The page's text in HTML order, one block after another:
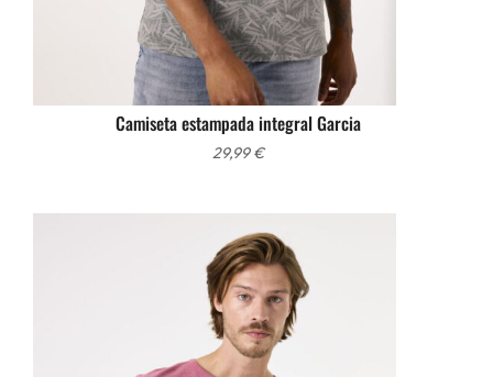
Camiseta estampada integral Garcia
29,99€